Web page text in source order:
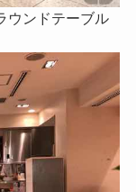
ウンドテーブル